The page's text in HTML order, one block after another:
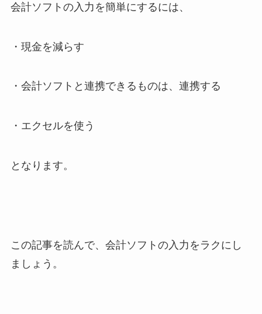
会計ソフトの入力を簡単にするには、
・現金を減らす
・会計ソフトと連携できるものは、連携する
・エクセルを使う
となります。
この記事を読んで、会計ソフトの入力をラクにし
ましょう。